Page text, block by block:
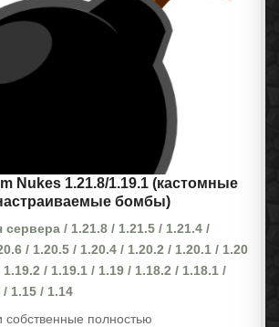
Nukes 1.21.8/1.19.1 (кастомные
бомбы)
/ 1.21.8 / 1.21.5 / 1.21.4 /
/ 1.20.5 / 1.20.4 / 1.20.2 / 1.20.1 / 1.20
/ 1.19.1 / 1.19 / 1.18.2 / 1.18.1 /
/ 1.15 / 1.14
собственные полностью